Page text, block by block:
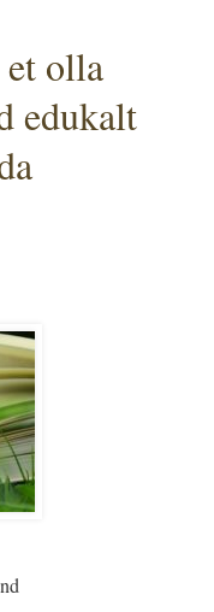
olla
edukalt